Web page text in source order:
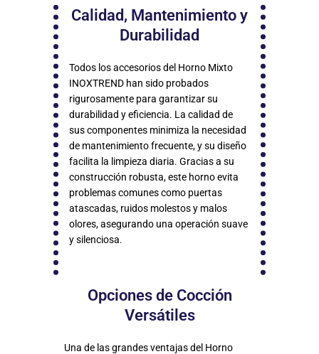
Calidad, Mantenimiento y
Durabilidad
Todos los accesorios del Horno Mixto
INOXTREND han sido probados
rigurosamente para garantizar su
durabilidad y eficiencia. La calidad de
sus componentes minimiza la necesidad
de mantenimiento frecuente, y su diseño
facilita la limpieza diaria. Gracias a su
construcción robusta, este horno evita
problemas comunes como puertas
atascadas, ruidos molestos y malos
olores, asegurando una operación suave
y silenciosa.
Opciones de Cocción
Versátiles
Una de las grandes ventajas del Horno